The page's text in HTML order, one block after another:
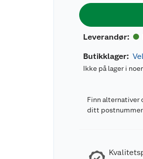
Leverandør:
Butikklager:
Ikke på lager i
Finn alternativer
ditt postnummer